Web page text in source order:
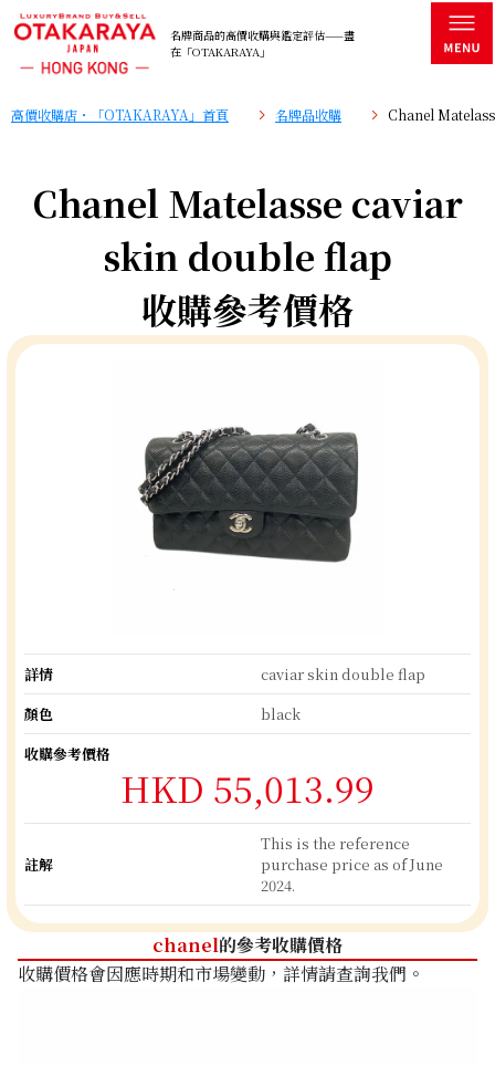
名牌商品的高價收購與鑑定評估——盡
在「OTAKARAYA」
高價收購店・「OTAKARAYA」首頁 名牌品收購 Chanel
Chanel Matelasse caviar
skin double flap
收購參考價格
詳情
caviar skin double flap
顏色
black
收購參考價格
HKD 55,013.99
註解
This is the reference
purchase price as of June
2024.
chanel的參考收購價格
收購價格會因應時期和市場變動，詳情請查詢我們。